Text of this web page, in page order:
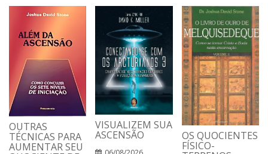
OUTRAS
TÉCNICAS PARA
AUMENTAR SEU
VISUALIZEM SUA
ASCENSÃO OS QUOCIENTES
FÍSICO-